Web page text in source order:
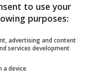
questa sua
poteri nel
E così
di
il Rovescio
to use your
purposes:
advertising and content
services development
a device